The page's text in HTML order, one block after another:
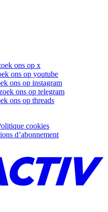
ons op x
ons op youtube
ons op instagram
ons op telegram
ons op threads
cookies
d’abonnement